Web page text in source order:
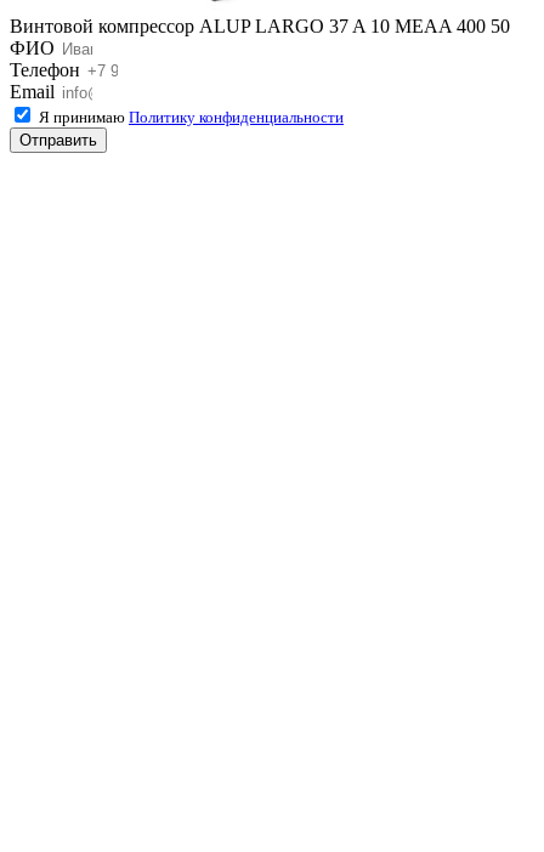
Винтовой компрессор ALUP LARGO 37 A 10 MEAA 400 50
ФИО
Телефон
Email
Я принимаю Политику конфиденциальности
Отправить